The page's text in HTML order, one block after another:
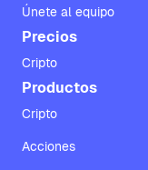
Únete al equipo
Precios
Cripto
Productos
Cripto
Acciones